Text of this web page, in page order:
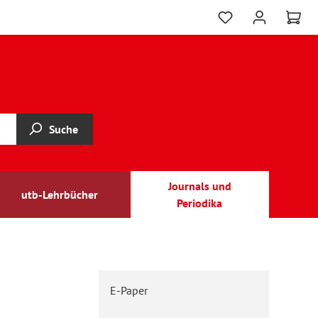
Suche
utb-Lehrbücher
Journals und
Periodika
E-Paper